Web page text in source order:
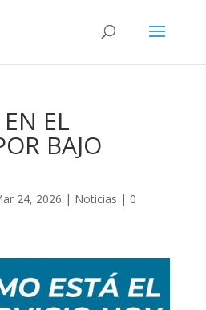
EL
BAJO
24, 2026 | Noticias | 0